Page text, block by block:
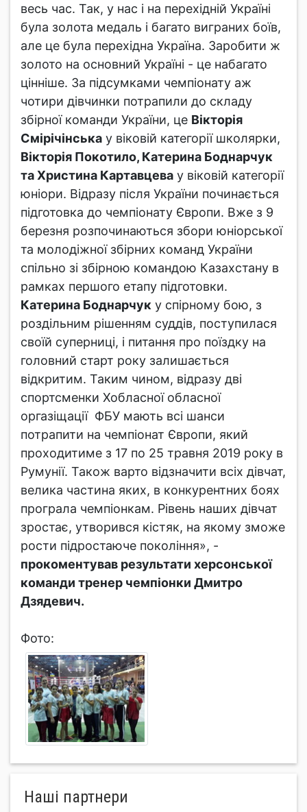
весь час. Так, у нас і на перехідній Україні
була золота медаль і багато виграних боїв,
але це була перехідна Україна. Заробити ж
золото на основний Україні - це набагато
цінніше. За підсумками чемпіонату аж
чотири дівчинки потрапили до складу
збірної команди України, це Вікторія
Смірічінська у віковій категорії школярки,
Вікторія Покотило, Катерина Боднарчук
та Христина Картавцева у віковій категорії
юніори. Відразу після України починається
підготовка до чемпіонату Європи. Вже з 9
березня розпочинаються збори юніорської
та молодіжної збірних команд України
спільно зі збірною командою Казахстану в
рамках першого етапу підготовки.
Катерина Боднарчук у спірному бою, з
роздільним рішенням суддів, поступилася
своїй суперниці, і питання про поїздку на
головний старт року залишається
відкритим. Таким чином, відразу дві
спортсменки Хобласної обласної
оргазіщації ФБУ мають всі шанси
потрапити на чемпіонат Європи, який
проходитиме з 17 по 25 травня 2019 року в
Румунії. Також варто відзначити всіх дівчат,
велика частина яких, в конкурентних боях
програла чемпіонкам. Рівень наших дівчат
зростає, утворився кістяк, на якому зможе
рости підростаюче покоління», -
прокоментував результати херсонської
команди тренер чемпіонки Дмитро
Дзядевич.
Фото:
Нашi партнери